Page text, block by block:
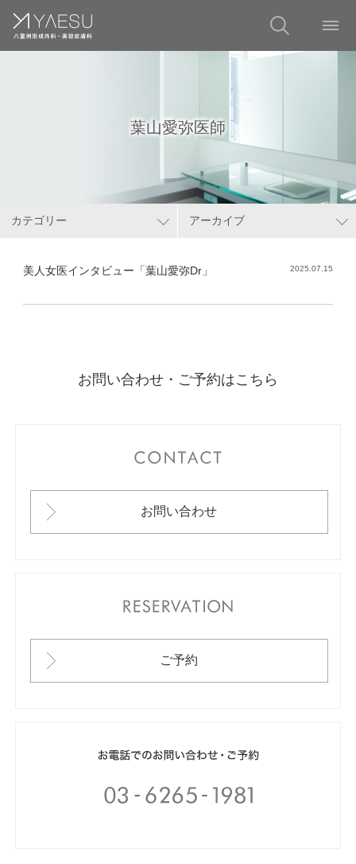
葉山愛弥医師
カテゴリー アーカイブ
美人女医インタビュー「葉山愛弥Dr」 2025.07.15
お問い合わせ・ご予約はこちら
お問い合わせ
ご予約